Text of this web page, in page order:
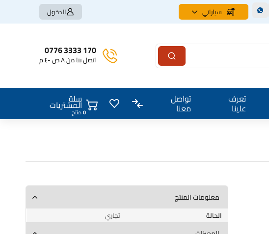
سياراتي الدخول
170 3333 0776
اتصل بنا من ٨ ص -٤ م
تعرف
علينا
تواصل
معنا
سلة
المشتريات0منتج
معلومات المنتج
الحالة تجاري